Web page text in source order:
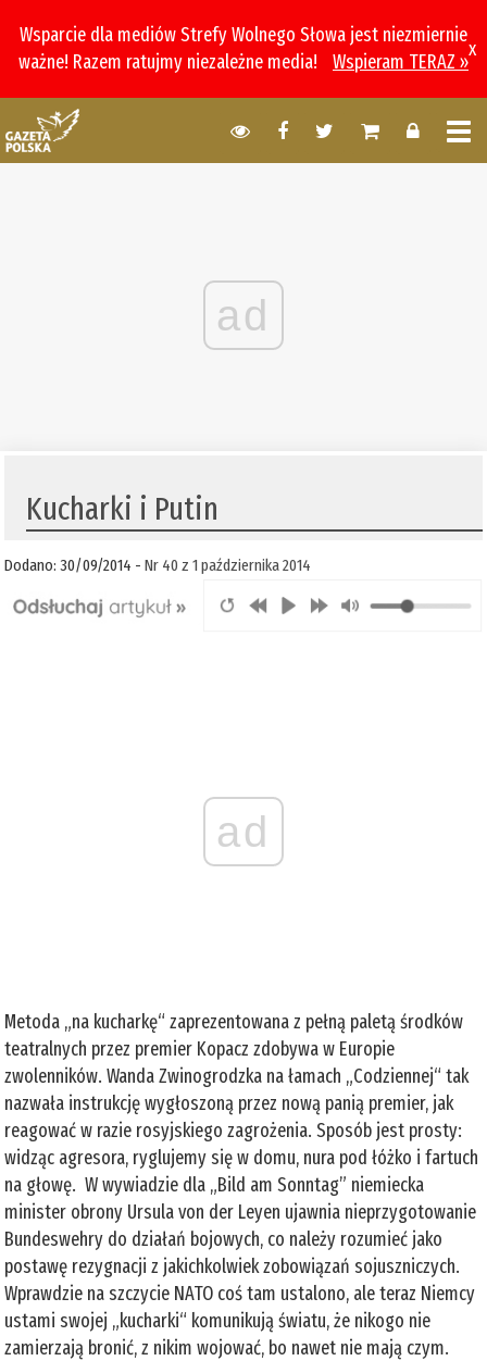
Wsparcie dla mediów Strefy Wolnego Słowa jest niezmiernie
ważne! Razem ratujmy niezależne media!
Wspieram TERAZ »
x
ad
Kucharki i Putin
Dodano: 30/09/2014 -Nr 40 z 1 października 2014
ad
Metoda „na kucharkę“ zaprezentowana z pełną paletą środków
teatralnych przez premier Kopacz zdobywa w Europie
zwolenników. Wanda Zwinogrodzka na łamach „Codziennej“ tak
nazwała instrukcję wygłoszoną przez nową panią premier, jak
reagować w razie rosyjskiego zagrożenia. Sposób jest prosty:
widząc agresora, ryglujemy się w domu, nura pod łóżko i fartuch
na głowę. W wywiadzie dla „Bild am Sonntag” niemiecka
minister obrony Ursula von der Leyen ujawnia nieprzygotowanie
Bundeswehry do działań bojowych, co należy rozumieć jako
postawę rezygnacji z jakichkolwiek zobowiązań sojuszniczych.
Wprawdzie na szczycie NATO coś tam ustalono, ale teraz Niemcy
ustami swojej „kucharki“ komunikują światu, że nikogo nie
zamierzają bronić, z nikim wojować, bo nawet nie mają czym.